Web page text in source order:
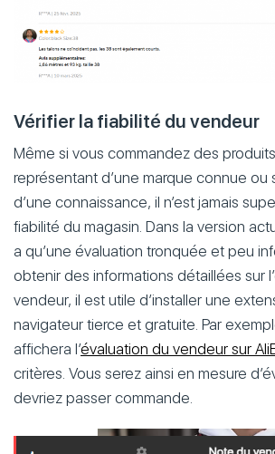
Vérifier la fiabilité du vendeur
Même si vous commandez des
représentant d’une marque connue ou
d’une connaissance, il n’est jamais
fiabilité du magasin. Dans la version
a qu’une évaluation tronquée et peu
obtenir des informations détaillées sur
vendeur, il est utile d’installer une
navigateur tierce et gratuite. Par
affichera l’évaluation du vendeur sur
critères. Vous serez ainsi en mesure
devriez passer commande.